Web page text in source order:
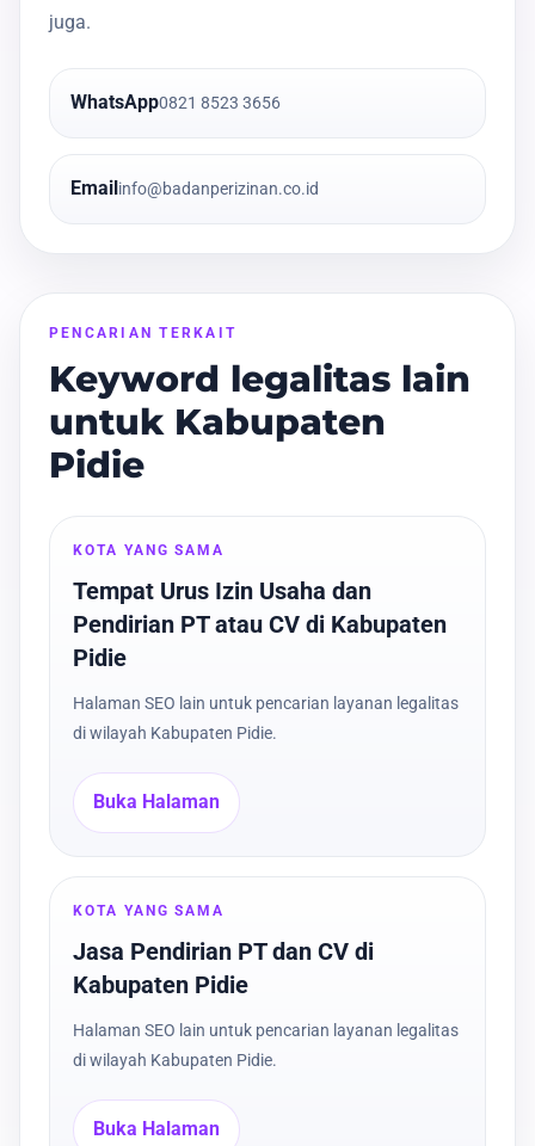
juga.
WhatsApp0821 8523 3656
Email info@badanperizinan.co.id
PENCARIAN TERKAIT
Keyword legalitas lain
untuk Kabupaten
Pidie
KOTA YANG SAMA
Tempat Urus Izin Usaha dan
Pendirian PT atau CV di Kabupaten
Pidie
Halaman SEO lain untuk pencarian layanan legalitas
di wilayah Kabupaten Pidie.
Buka Halaman
KOTA YANG SAMA
Jasa Pendirian PT dan CV di
Kabupaten Pidie
Halaman SEO lain untuk pencarian layanan legalitas
di wilayah Kabupaten Pidie.
Buka Halaman